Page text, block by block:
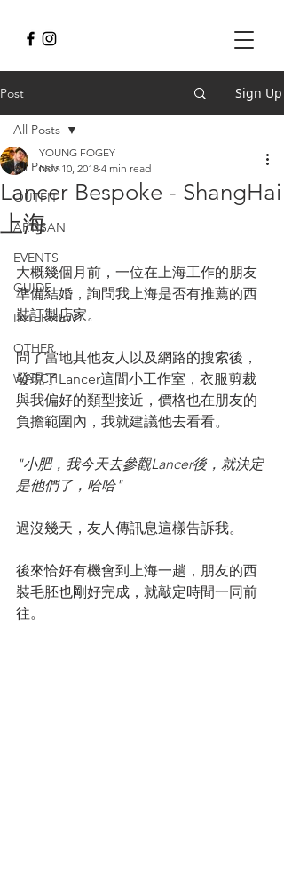
Post Sign Up
All Posts
OUTFIT
ARTISAN
EVENTS
GUIDE
INTERVIEW
OTHER
WATCH
All Posts
Lancer Bespoke - ShangHai
上海
YOUNG FOGEY
Nov 10, 2018 4 min read
大概幾個月前，一位在上海工作的朋友
準備結婚，詢問我上海是否有推薦的西
裝訂製店家。
問了當地其他友人以及網路的搜索後，
發現了Lancer這間小工作室，衣服剪裁
與我偏好的類型接近，價格也在朋友的
負擔範圍內，我就建議他去看看。
"小肥，我今天去參觀Lancer後，就決定
是他們了，哈哈"
過沒幾天，友人傳訊息這樣告訴我。
後來恰好有機會到上海一趟，朋友的西
裝毛胚也剛好完成，就敲定時間一同前
往。